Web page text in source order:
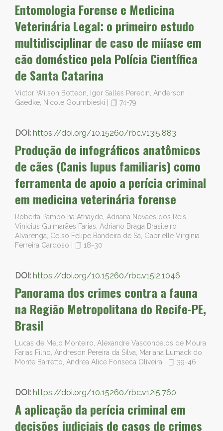
Entomologia Forense e Medicina
Veterinária Legal: o primeiro estudo
multidisciplinar de caso de miíase em
cão doméstico pela Polícia Científica
de Santa Catarina
Victor Wilson Botteon, Igor Salles Perecin, Anderson
Gaedke, Nicole Goumbieski
74-79
DOI: https://doi.org/10.15260/rbc.v13i5.883
Produção de infográficos anatômicos
de cães (Canis lupus familiaris) como
ferramenta de apoio a perícia criminal
em medicina veterinária forense
Roberta Pampolha Athayde, Adriana Novaes dos Reis,
Vinicius Guimarães Farias, Adriano Braga Brasileiro
Alvarenga, Celso Felipe Bandeira de Sá, Gabrielle Virgínia
Ferreira Cardoso
18-30
DOI: https://doi.org/10.15260/rbc.v15i2.1046
Panorama dos crimes contra a fauna
na Região Metropolitana do Recife-PE,
Brasil
Lucas de Melo Monteiro, Alexandre Vasconcelos de Moura
Farias Filho, Andreson Pereira da Silva, Mariana Lumack do
Monte Barretto, Andrea Alice Fonseca Oliveira
39-46
DOI: https://doi.org/10.15260/rbc.v12i5.760
A aplicação da perícia criminal em
decisões judiciais de casos de crimes